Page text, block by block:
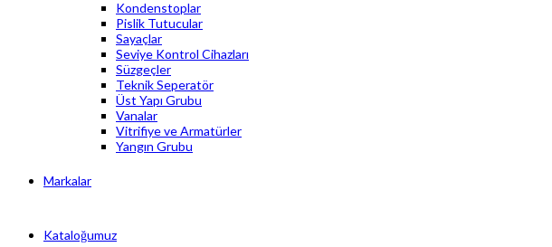
Kondenstoplar
Pislik Tutucular
Sayaçlar
Seviye Kontrol Cihazları
Süzgeçler
Teknik Seperatör
Üst Yapı Grubu
Vanalar
Vitrifiye ve Armatürler
Yangın Grubu
Markalar
Kataloğumuz